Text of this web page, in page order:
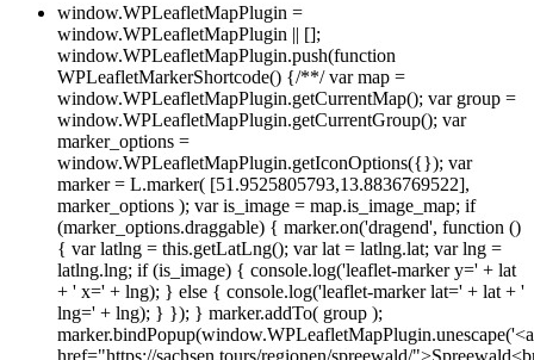
window.WPLeafletMapPlugin =
window.WPLeafletMapPlugin || [];
window.WPLeafletMapPlugin.push(function
WPLeafletMarkerShortcode() {/**/ var map =
window.WPLeafletMapPlugin.getCurrentMap(); var group =
window.WPLeafletMapPlugin.getCurrentGroup(); var
marker_options =
window.WPLeafletMapPlugin.getIconOptions({}); var
marker = L.marker( [51.9525805793,13.8836769522],
marker_options ); var is_image = map.is_image_map; if
(marker_options.draggable) { marker.on('dragend', function ()
{ var latlng = this.getLatLng(); var lat = latlng.lat; var lng =
latlng.lng; if (is_image) { console.log('leaflet-marker y=' + lat
+ ' x=' + lng); } else { console.log('leaflet-marker lat=' + lat + '
lng=' + lng); } }); } marker.addTo( group );
marker.bindPopup(window.WPLeafletMapPlugin.unescape('<a
href="https://sachsen.tours/regionen/spreewald/